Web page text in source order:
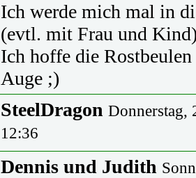
Ich werde mich mal in
(evtl. mit Frau und
Ich hoffe die
Auge ;)
SteelDragon Donnerstag,
12:36
Dennis und Judith